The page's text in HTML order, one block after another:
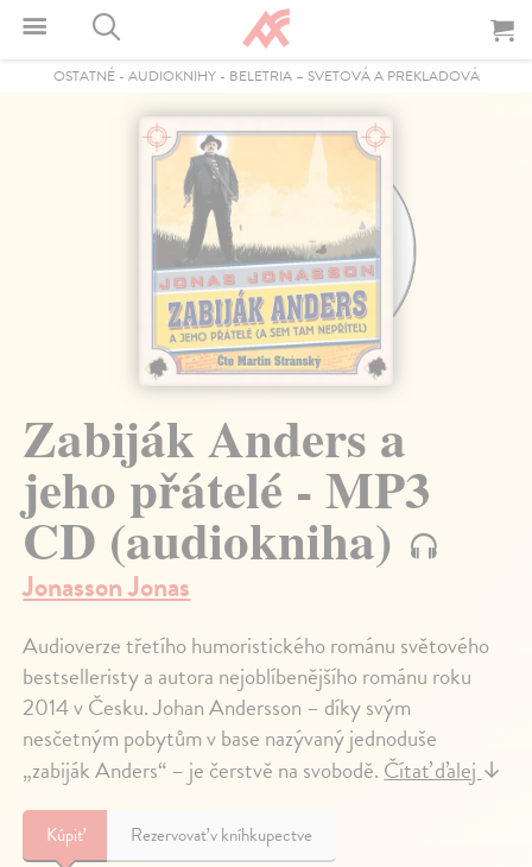
OSTATNÉ- AUDIOKNIHY- BELETRIA – SVETOVÁ A PREKLADOVÁ
Zabiják Anders a
jeho přátelé - MP3
CD (audiokniha)
Jonasson Jonas
Audioverze třetího humoristického románu světového
bestselleristy a autora nejoblíbenějšího románu roku
2014 v Česku. Johan Andersson – díky svým
nesčetným pobytům v base nazývaný jednoduše
„zabiják Anders“ – je čerstvě na svobodě.Čítať ďalej↓
Kúpiť Rezervovať v kníhkupectve